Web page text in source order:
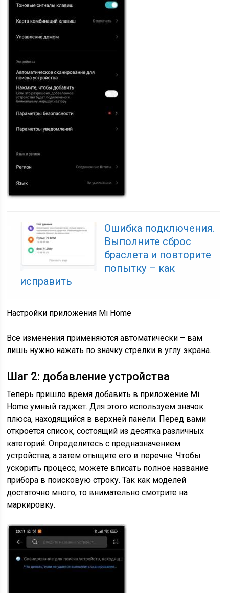
Ошибка подключения.
Выполните сброс
браслета и повторите
попытку – как
исправить
Настройки приложения Mi Home
Все изменения применяются автоматически – вам
лишь нужно нажать по значку стрелки в углу экрана.
Шаг 2: добавление устройства
Теперь пришло время добавить в приложение Mi
Home умный гаджет. Для этого используем значок
плюса, находящийся в верхней панели. Перед вами
откроется список, состоящий из десятка различных
категорий. Определитесь с предназначением
устройства, а затем отыщите его в перечне. Чтобы
ускорить процесс, можете вписать полное название
прибора в поисковую строку. Так как моделей
достаточно много, то внимательно смотрите на
маркировку.